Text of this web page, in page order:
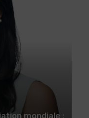
mondiale :